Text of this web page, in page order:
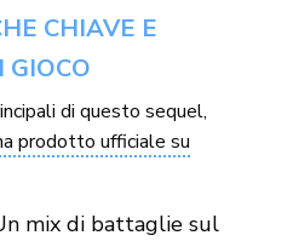
CHIAVE E
GIOCO
di questo sequel,
prodotto ufficiale su
mix di battaglie sul